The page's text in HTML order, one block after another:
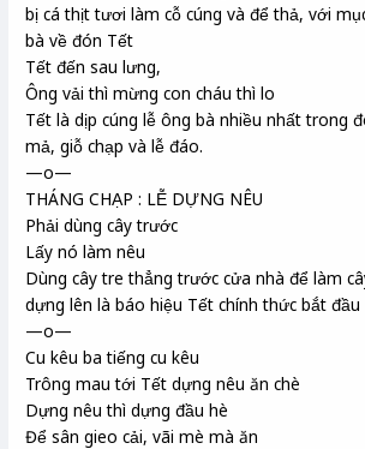
bị cá thịt tươi làm cỗ cúng và để thả, với
bà về đón Tết
Tết đến sau lưng,
Ông vải thì mừng con cháu thì lo
Tết là dịp cúng lễ ông bà nhiều nhất trong
mả, giỗ chạp và lễ đáo.
—o—
THÁNG CHẠP : LỄ DỰNG NÊU
Phải dùng cây trước
Lấy nó làm nêu
Dùng cây tre thẳng trước cửa nhà để làm
dựng lên là báo hiệu Tết chính thức bắt đầu
—o—
Cu kêu ba tiếng cu kêu
Trông mau tới Tết dựng nêu ăn chè
Dựng nêu thì dựng đầu hè
Để sân gieo cải, vãi mè mà ăn